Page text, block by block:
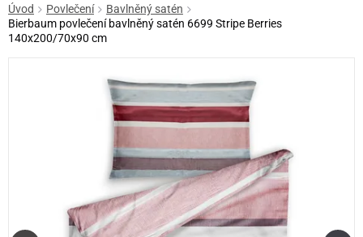
Úvod Povlečení
Bavlněný satén
Bierbaum povlečení bavlněný satén 6699 Stripe Berries
140x200/70x90 cm